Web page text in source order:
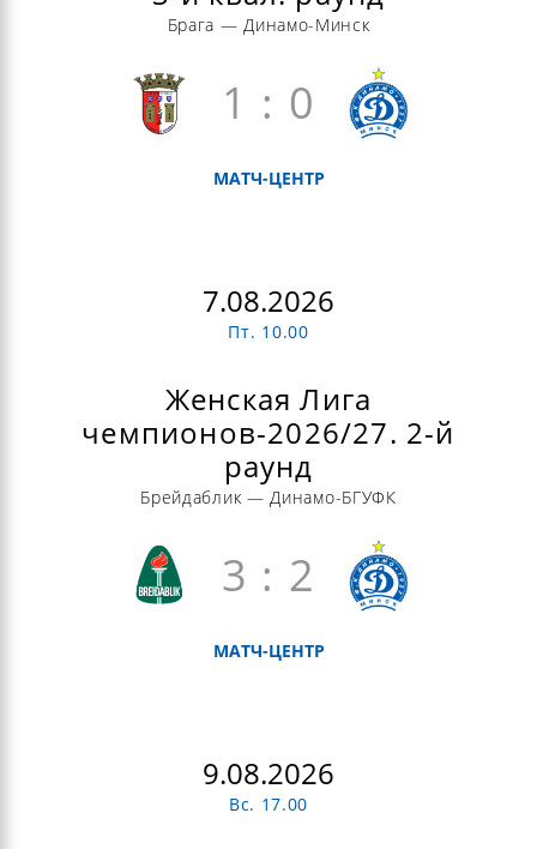
Брага — Динамо-Минск
1 : 0
МАТЧ-ЦЕНТР
7.08.2026
Пт. 10.00
Женская Лига
чемпионов-2026/27. 2-й
раунд
Брейдаблик — Динамо-БГУФК
3 : 2
МАТЧ-ЦЕНТР
9.08.2026
Вс. 17.00